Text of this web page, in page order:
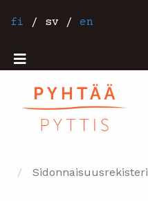
tillfi / sv / en
Mobiilivalikko
Sidonnaisuusrekisteri